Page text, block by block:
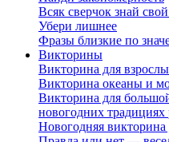
Всяк сверчок знай
Убери лишнее
Фразы близкие по
Викторины
Викторина для
Викторина океаны и
Викторина для
новогодних традициях
Новогодняя викторина